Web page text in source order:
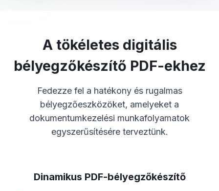
A tökéletes digitális
bélyegzőkészítő PDF-ekhez
Fedezze fel a hatékony és rugalmas
bélyegzőeszközöket, amelyeket a
dokumentumkezelési munkafolyamatok
egyszerűsítésére terveztünk.
Dinamikus PDF-bélyegzőkészítő